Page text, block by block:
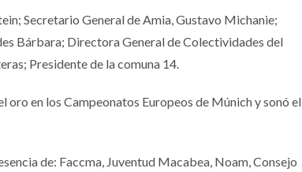
Secretario General de Amia, Gustavo Michanie;
Bárbara; Directora General de Colectividades del
Presidente de la comuna 14.
oro en los Campeonatos Europeos de Múnich y sonó el
de: Faccma, Juventud Macabea, Noam, Consejo